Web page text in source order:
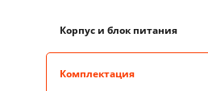
Корпус и блок питания
Комплектация